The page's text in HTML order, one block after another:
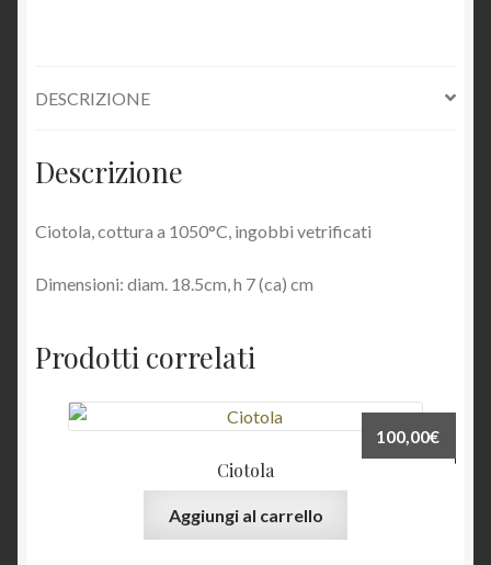
DESCRIZIONE
Descrizione
Ciotola, cottura a 1050°C, ingobbi vetrificati
Dimensioni: diam. 18.5cm, h 7 (ca) cm
Prodotti correlati
Ciotola
100,00€
Aggiungi al carrello